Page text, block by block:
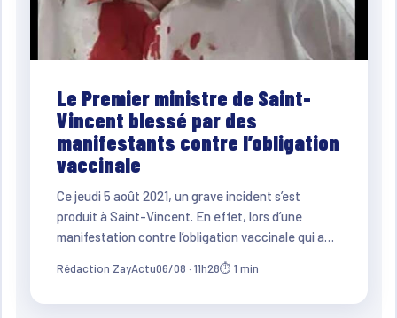
Le Premier ministre de Saint-
Vincent blessé par des
manifestants contre l’obligation
vaccinale
Ce jeudi 5 août 2021, un grave incident s’est
produit à Saint-Vincent. En effet, lors d’une
manifestation contre l’obligation vaccinale qui a…
Rédaction ZayActu06/08 · 11h28⏱ 1 min